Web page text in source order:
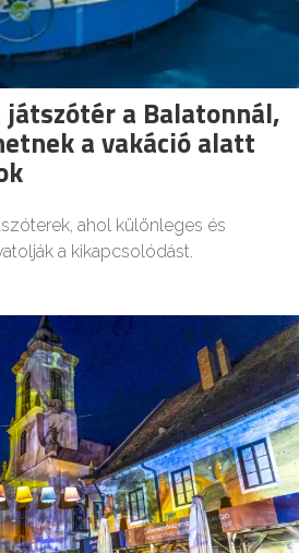
a Balatonnál,
a vakáció alatt
ahol különleges és
a kikapcsolódást.